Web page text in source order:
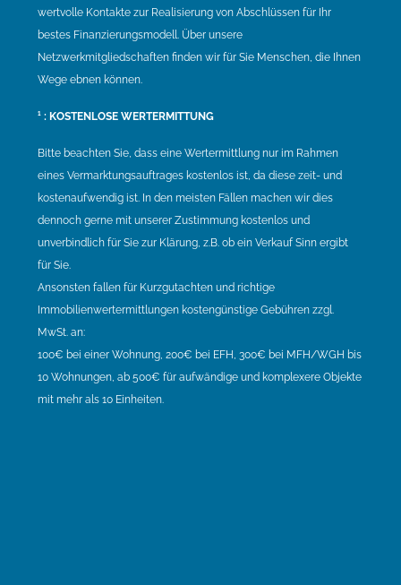
wertvolle Kontakte zur Realisierung von Abschlüssen für Ihr
bestes Finanzierungsmodell. Über unsere
Netzwerkmitgliedschaften finden wir für Sie Menschen, die Ihnen
Wege ebnen können.
¹ : KOSTENLOSE WERTERMITTUNG
Bitte beachten Sie, dass eine Wertermittlung nur im Rahmen
eines Vermarktungsauftrages kostenlos ist, da diese zeit- und
kostenaufwendig ist. In den meisten Fällen machen wir dies
dennoch gerne mit unserer Zustimmung kostenlos und
unverbindlich für Sie zur Klärung, z.B. ob ein Verkauf Sinn ergibt
für Sie.
Ansonsten fallen für Kurzgutachten und richtige
Immobilienwertermittlungen kostengünstige Gebühren zzgl.
MwSt. an:
100€ bei einer Wohnung, 200€ bei EFH, 300€ bei MFH/WGH bis
10 Wohnungen, ab 500€ für aufwändige und komplexere Objekte
mit mehr als 10 Einheiten.